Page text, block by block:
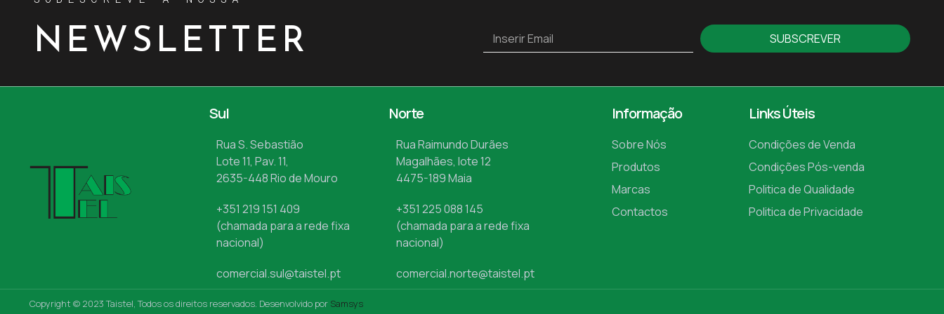
NEWSLETTER SUBSCREVER
Sul
Rua S. Sebastião
Lote 11, Pav. 11,
2635-448 Rio de Mouro
+351 219 151 409
(chamada para a rede fixa
nacional)
comercial.sul@taistel.pt
Norte
Rua Raimundo Durães
Magalhães, lote 12
4475-189 Maia
+351 225 088 145
(chamada para a rede fixa
nacional)
comercial.norte@taistel.pt
Informação
Sobre Nós
Produtos
Marcas
Contactos
Links Úteis
Condições de Venda
Condições Pós-venda
Politica de Qualidade
Politica de Privacidade
Copyright © 2023 Taistel, Todos os direitos reservados. Desenvolvido por Samsys